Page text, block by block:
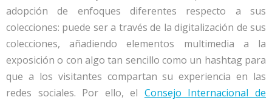
adopción de enfoques diferentes respecto a sus
colecciones: puede ser a través de la digitalización de sus
colecciones, añadiendo elementos multimedia a la
exposición o con algo tan sencillo como un hashtag para
que a los visitantes compartan su experiencia en las
redes sociales. Por ello, el Consejo Internacional de